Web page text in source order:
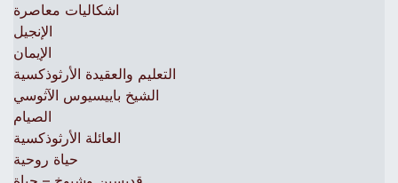
اشكاليات معاصرة
الإنجيل
الإيمان
التعليم والعقيدة الأرثوذكسية
الشيخ باييسيوس الآثوسي
الصيام
العائلة الأرثوذكسية
حياة روحية